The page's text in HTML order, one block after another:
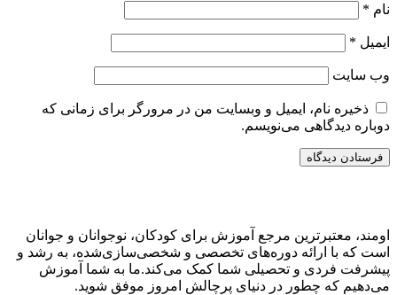
نام *
ایمیل *
وب‌ سایت
ذخیره نام، ایمیل و وبسایت من در مرورگر برای زمانی که
دوباره دیدگاهی می‌نویسم.
اومند، معتبرترین مرجع آموزش برای کودکان، نوجوانان و جوانان
است که با ارائه دوره‌های تخصصی و شخصی‌سازی‌شده، به رشد و
پیشرفت فردی و تحصیلی شما کمک می‌کند.ما به شما آموزش
می‌دهیم که چطور در دنیای پرچالش امروز موفق شوید.